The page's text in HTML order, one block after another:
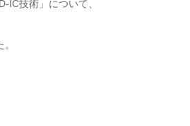
IC技術」について、